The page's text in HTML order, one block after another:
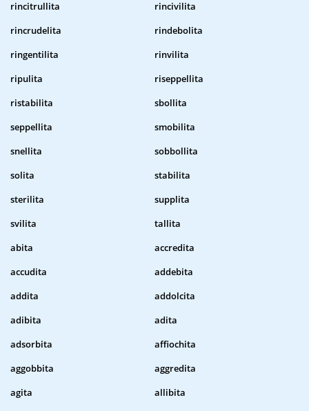
rincitrullita
rincivilita
rincrudelita
rindebolita
ringentilita
rinvilita
ripulita
riseppellita
ristabilita
sbollita
seppellita
smobilita
snellita
sobbollita
solita
stabilita
sterilita
supplita
svilita
tallita
abita
accredita
accudita
addebita
addita
addolcita
adibita
adita
adsorbita
affiochita
aggobbita
aggredita
agita
allibita